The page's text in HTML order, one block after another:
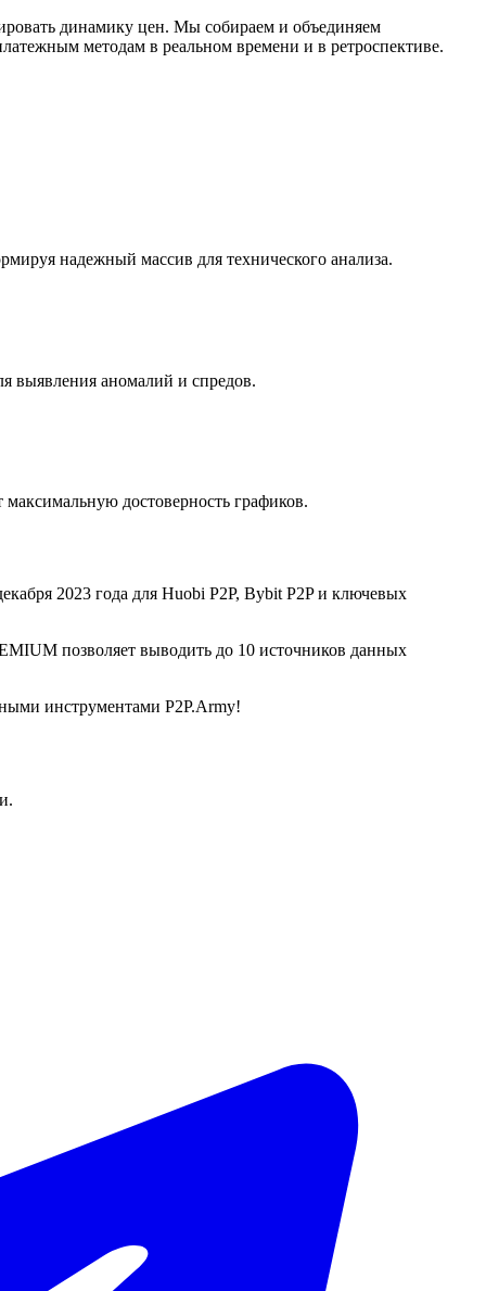
динамику цен. Мы собираем и объединяем
методам в реальном времени и в ретроспективе.
надежный массив для технического анализа.
выявления аномалий и спредов.
достоверность графиков.
2023 года для Huobi P2P, Bybit P2P и ключевых
позволяет выводить до 10 источников данных
инструментами P2P.Army!